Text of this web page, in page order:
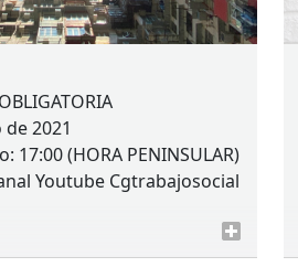
OBLIGATORIA
2021
17:00 (HORA PENINSULAR)
Youtube Cgtrabajosocial